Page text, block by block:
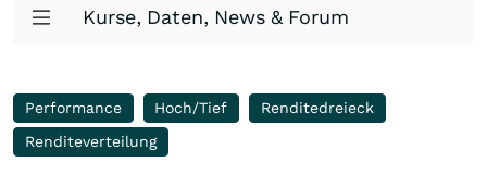
Kurse, Daten, News & Forum
Performance Hoch/Tief
Renditedreieck
Renditeverteilung